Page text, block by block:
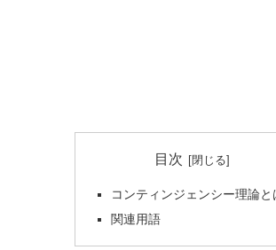
目次
コンティンジェンシー理論と
関連用語